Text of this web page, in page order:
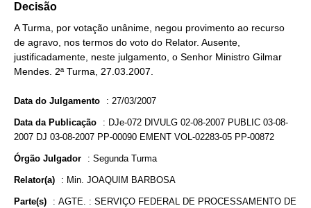
Decisão
A Turma, por votação unânime, negou provimento ao recurso
de agravo, nos termos do voto do Relator. Ausente,
justificadamente, neste julgamento, o Senhor Ministro Gilmar
Mendes. 2ª Turma, 27.03.2007.
Data do Julgamento : 27/03/2007
Data da Publicação : DJe-072 DIVULG 02-08-2007 PUBLIC 03-08-
2007 DJ 03-08-2007 PP-00090 EMENT VOL-02283-05 PP-00872
Órgão Julgador : Segunda Turma
Relator(a) : Min. JOAQUIM BARBOSA
Parte(s) : AGTE. : SERVIÇO FEDERAL DE PROCESSAMENTO DE